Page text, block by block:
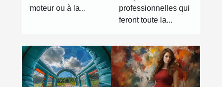
moteur ou à la...
professionnelles qui
feront toute la...